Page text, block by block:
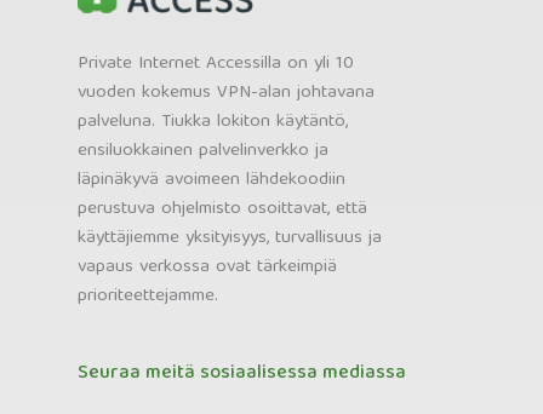
Private Internet Accessilla on yli 10
vuoden kokemus VPN-alan johtavana
palveluna. Tiukka lokiton käytäntö,
ensiluokkainen palvelinverkko ja
läpinäkyvä avoimeen lähdekoodiin
perustuva ohjelmisto osoittavat, että
käyttäjiemme yksityisyys, turvallisuus ja
vapaus verkossa ovat tärkeimpiä
prioriteettejamme.
Seuraa meitä sosiaalisessa mediassa